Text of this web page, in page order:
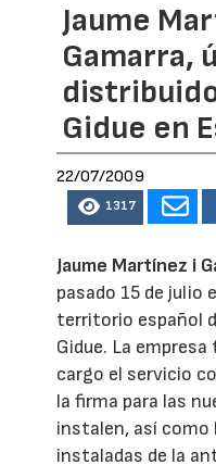
Jaume
Gamarra,
Gidue en
22/07/2009
1317
Jaume Martínez i
pasado 15 de julio
territorio español
Gidue. La
cargo el servicio
la firma para las
instalen, así como
instaladas de la